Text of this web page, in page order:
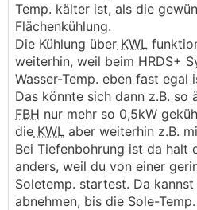
Temp. kälter ist, als die
Flächenkühlung.
Die Kühlung über KWL
weiterhin, weil beim HRDS+
Wasser-Temp. eben fast egal
Das könnte sich dann z.B. so
FBH nur mehr so 0,5kW
die KWL aber weiterhin z.B.
Bei Tiefenbohrung ist da halt
anders, weil du von einer
Soletemp. startest. Da
abnehmen, bis die Sole-